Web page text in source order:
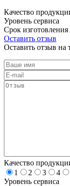
Качество
Уровень сервиса
Срок изготовления
Оставить отзыв
Оставить отзыв на
Качество
1
2 3 4
Уровень сервиса